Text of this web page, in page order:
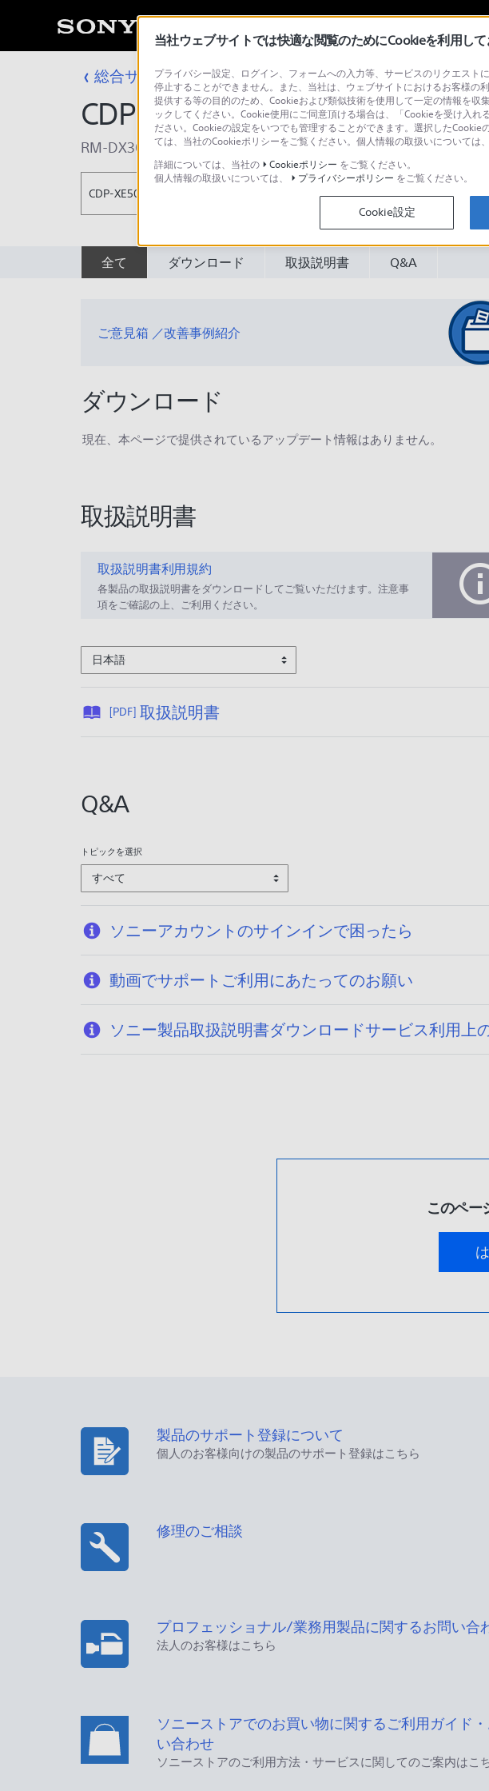
総合サポート・お問い合わせ CDプレーヤー
CDP-XE500
RM-DX30 RM-D420
CDP-XE500
全て ダウンロード 取扱説明書 Q&A
ご意見箱 ／改善事例紹介
ダウンロード
現在、本ページで提供されているアップデート情報はありません。
取扱説明書
取扱説明書利用規約
各製品の取扱説明書をダウンロードしてご覧いただけます。注意事
項をご確認の上、ご利用ください。
日本語
[PDF] 取扱説明書公
/
0
1
/
Q&A
トピックを選択
すべて
ソニーアカウントのサインインで困ったら
動画でサポートご利用にあたってのお願い
ソニー製品取扱説明書ダウンロードサービス利用上
このペー
製品のサポート登録について
個人のお客様向けの製品のサポート登録はこちら
修理のご相談
プロフェッショナル/業務用製品に関するお問い合
法人のお客様はこちら
ソニーストアでのお買い物に関するご利用ガイド
い合わせ
ソニーストアのご利用方法・サービスに関してのご案内はこ
当社ウェブサイトでは快適な閲覧のためにCookieを利用して
プライバシー設定、ログイン、フォームへの入力等、サービスのリクエス
停止することができません。また、当社は、ウェブサイトにおけるお客様
提供する等の目的のため、Cookieおよび類似技術を使用して一定の情報を
ックしてください。Cookie使用にご同意頂ける場合は、「Cookieを受け入
ださい。Cookieの設定をいつでも管理することができます。選択した
ては、当社のCookieポリシーをご覧ください。個人情報の取扱いについては
詳細については、当社の
Cookieポリシー をご覧ください。
個人情報の取扱いについては、
プライバシーポリシー をご覧ください。
Cookie設定